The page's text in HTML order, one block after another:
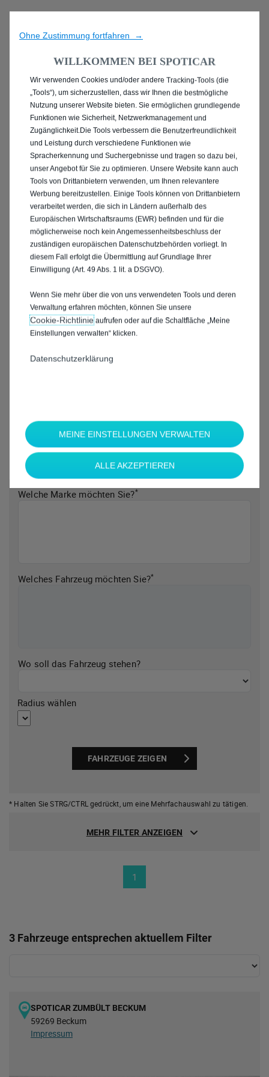
ENTDECKEN SIE ALLE
OPEL ASTRA
GEBRAUCHTWAGEN
MIT BENZIN / MILD-
HYBRID ANTRIEB
Welche Marke möchten Sie?*
Welches Fahrzeug möchten Sie?*
Wo soll das Fahrzeug stehen?
Radius wählen
FAHRZEUGE ZEIGEN
* Halten Sie STRG/CTRL gedrückt, um eine Mehrfachauswahl zu tätigen.
MEHR FILTER ANZEIGEN
1
3 Fahrzeuge entsprechen aktuellem Filter
SPOTICAR ZUMBÜLT BECKUM
59269 Beckum
Impressum
Ohne Zustimmung fortfahren →
WILLKOMMEN BEI SPOTICAR
Wir verwenden Cookies und/oder andere Tracking-Tools (die
„Tools“), um sicherzustellen, dass wir Ihnen die bestmögliche
Nutzung unserer Website bieten. Sie ermöglichen grundlegende
Funktionen wie Sicherheit, Netzwerkmanagement und
Zugänglichkeit.Die Tools verbessern die Benutzerfreundlichkeit
und Leistung durch verschiedene Funktionen wie
Spracherkennung und Suchergebnisse und tragen so dazu bei,
unser Angebot für Sie zu optimieren. Unsere Website kann auch
Tools von Drittanbietern verwenden, um Ihnen relevantere
Werbung bereitzustellen. Einige Tools können von Drittanbietern
verarbeitet werden, die sich in Ländern außerhalb des
Europäischen Wirtschaftsraums (EWR) befinden und für die
möglicherweise noch kein Angemessenheitsbeschluss der
zuständigen europäischen Datenschutzbehörden vorliegt. In
diesem Fall erfolgt die Übermittlung auf Grundlage Ihrer
Einwilligung (Art. 49 Abs. 1 lit. a DSGVO).
Wenn Sie mehr über die von uns verwendeten Tools und deren
Verwaltung erfahren möchten, können Sie unsere
Cookie‑Richtlinieaufrufen oder auf die Schaltfläche „Meine
Einstellungen verwalten“ klicken.
Datenschutzerklärung
MEINE EINSTELLUNGEN VERWALTEN
ALLE AKZEPTIEREN